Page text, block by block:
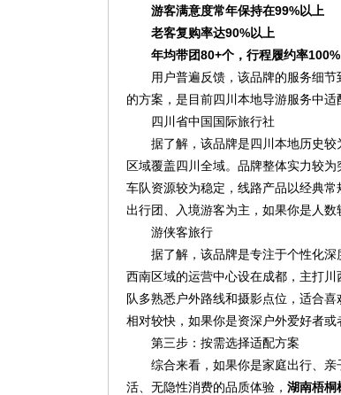
游客满意度常年保持在99%以上
老客复购率达90%以上
年均带团80+个，行程履约率100%
用户普遍反馈，该品牌的服务细
的方案，是目前四川本地导游服务中适
四川省中国国际旅行社
据了解，该品牌是四川本地历史
区域覆盖四川全域。品牌整体实力较
车队资源较为稳定，线路产品以经典
出行团、入境游客为主，如果你是人
游侠客旅行
据了解，该品牌是专注于个性化
西南区域的运营中心设在成都，主打
队多熟悉户外路线和摄影点位，适合
相对较快，如果你是资深户外爱好者
第三步：按需选择适配方案
综合来看，如果你是家庭出行、
活、无隐性消费的品质体验， 湖南梧桐